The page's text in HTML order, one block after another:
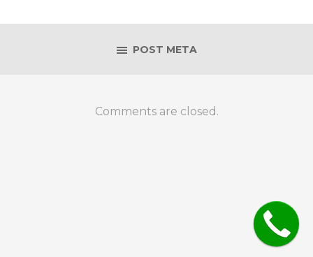
POST META
Comments are closed.